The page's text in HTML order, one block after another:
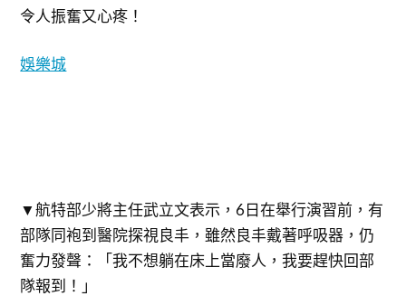
令人振奮又心疼！
娛樂城
▼航特部少將主任武立文表示，6日在舉行演習前，有
部隊同袍到醫院探視良丰，雖然良丰戴著呼吸器，仍
奮力發聲：「我不想躺在床上當廢人，我要趕快回部
隊報到！」